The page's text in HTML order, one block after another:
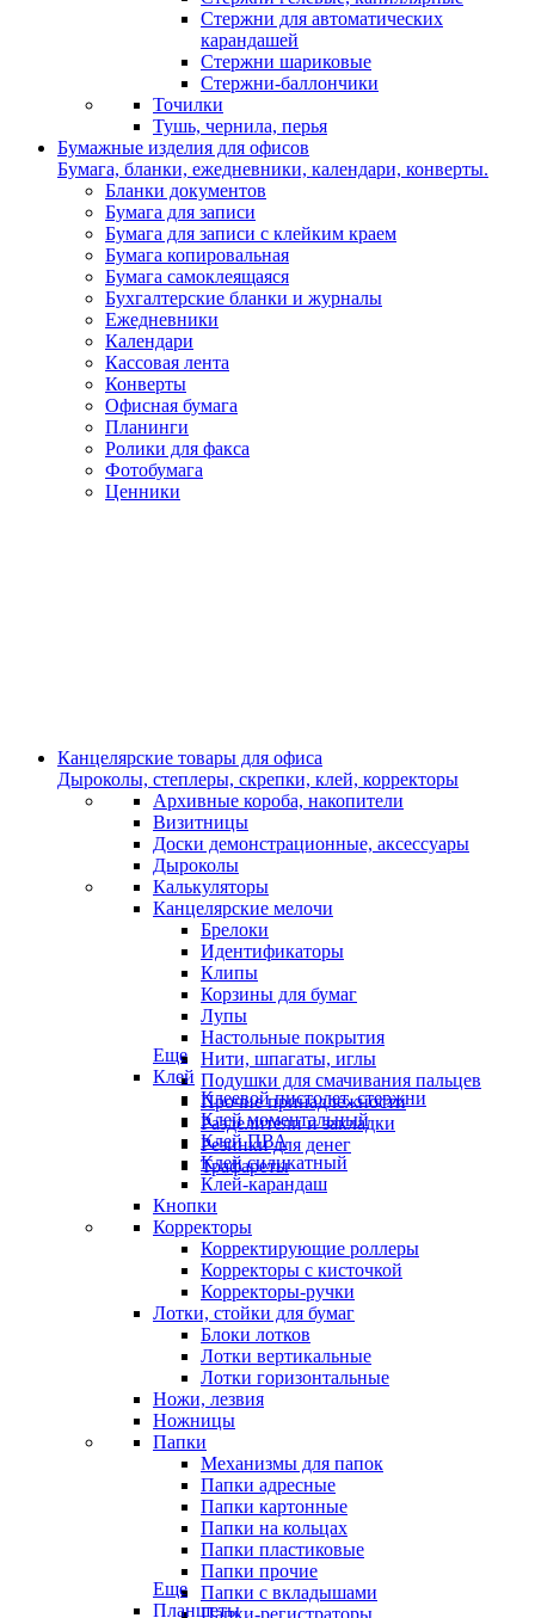
Стержни для автоматических
карандашей
Стержни шариковые
Стержни-баллончики
Точилки
Тушь, чернила, перья
Бумажные изделия для офисов
Бумага, бланки, ежедневники, календари, конверты.
Бланки документов
Бумага для записи
Бумага для записи с клейким краем
Бумага копировальная
Бумага самоклеящаяся
Бухгалтерские бланки и журналы
Ежедневники
Календари
Кассовая лента
Конверты
Офисная бумага
Планинги
Ролики для факса
Фотобумага
Ценники
Канцелярские товары для офиса
Дыроколы, степлеры, скрепки, клей, корректоры
Архивные короба, накопители
Визитницы
Доски демонстрационные, аксессуары
Дыроколы
Калькуляторы
Канцелярские мелочи
Брелоки
Идентификаторы
Клипы
Корзины для бумаг
Лупы
Настольные покрытия
Нити, шпагаты, иглы
Подушки для смачивания пальцев
Прочие принадлежности
Разделители и закладки
Резинки для денег
Трафареты
Еще
Клей
Клеевой пистолет, стержни
Клей моментальный
Клей ПВА
Клей силикатный
Клей-карандаш
Кнопки
Корректоры
Корректирующие роллеры
Корректоры с кисточкой
Корректоры-ручки
Лотки, стойки для бумаг
Блоки лотков
Лотки вертикальные
Лотки горизонтальные
Ножи, лезвия
Ножницы
Папки
Механизмы для папок
Папки адресные
Папки картонные
Папки на кольцах
Папки пластиковые
Папки прочие
Папки с вкладышами
Папки-регистраторы
Еще
Планшеты